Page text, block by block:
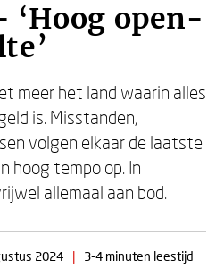
‘Hoog open-
meer het land waarin alles
is. Misstanden,
volgen elkaar de laatste
hoog tempo op. In
allemaal aan bod.
2024 | 3-4 minuten leestijd